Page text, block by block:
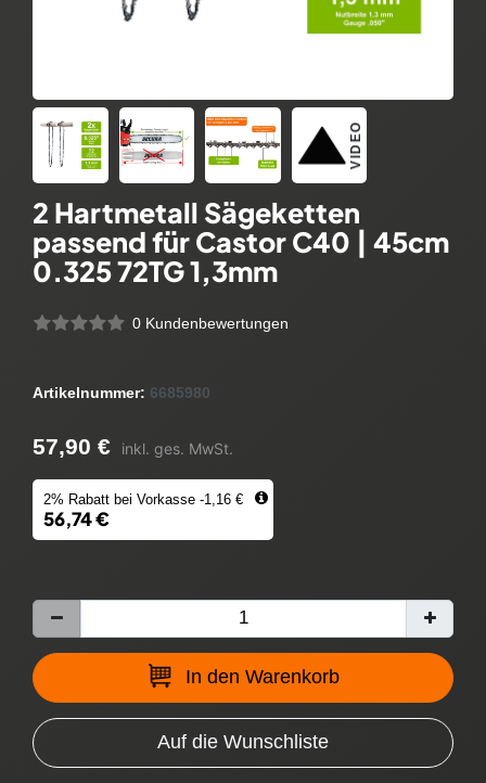
VIDEO
2 Hartmetall Sägeketten
passend für Castor C40 | 45cm
0.325 72TG 1,3mm
0 Kundenbewertungen
Artikelnummer: 6685980
57,90 € inkl. ges. MwSt.
2% Rabatt bei Vorkasse -1,16 €
56,74 €
In den Warenkorb
Auf die Wunschliste